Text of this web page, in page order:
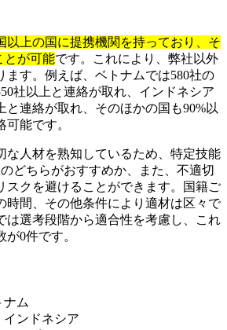
以上の国に提携機関を持っており、そ
とが可能です。これにより、弊社以外
ます。例えば、ベトナムでは580社の
社以上と連絡が取れ、インドネシア
と連絡が取れ、そのほかの国も90%以
可能です。
な人材を熟知しているため、特定技能
どちらがおすすめか、また、不適切
スクを避けることができます。国籍ご
時間、その他条件により適材は区々で
は選考段階から適合性を考慮し、これ
0件です。
ナム
インドネシア